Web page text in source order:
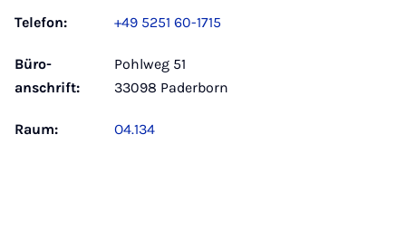
Telefon: +49 5251 60-1715
Büro­
anschrift:
Pohlweg 51
33098 Paderborn
Raum: O4.134